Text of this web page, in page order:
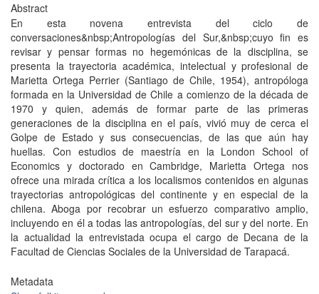
Abstract
En esta novena entrevista del ciclo de
conversaciones&nbsp;Antropologías del Sur,&nbsp;cuyo fin es
revisar y pensar formas no hegemónicas de la disciplina, se
presenta la trayectoria académica, intelectual y profesional de
Marietta Ortega Perrier (Santiago de Chile, 1954), antropóloga
formada en la Universidad de Chile a comienzo de la década de
1970 y quien, además de formar parte de las primeras
generaciones de la disciplina en el país, vivió muy de cerca el
Golpe de Estado y sus consecuencias, de las que aún hay
huellas. Con estudios de maestría en la London School of
Economics y doctorado en Cambridge, Marietta Ortega nos
ofrece una mirada crítica a los localismos contenidos en algunas
trayectorias antropológicas del continente y en especial de la
chilena. Aboga por recobrar un esfuerzo comparativo amplio,
incluyendo en él a todas las antropologías, del sur y del norte. En
la actualidad la entrevistada ocupa el cargo de Decana de la
Facultad de Ciencias Sociales de la Universidad de Tarapacá.
Metadata